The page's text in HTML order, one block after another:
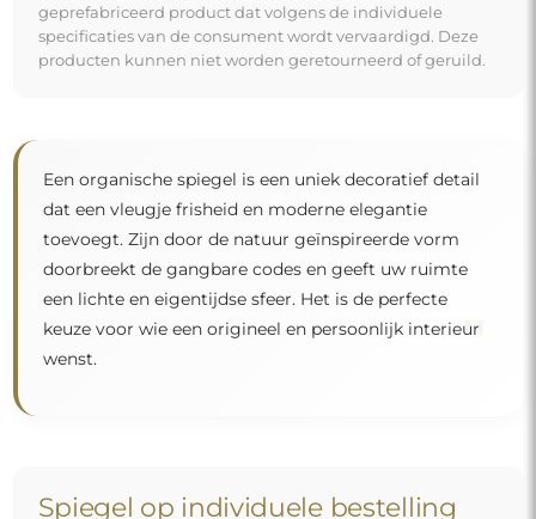
geprefabriceerd product dat volgens de individuele
specificaties van de consument wordt vervaardigd. Deze
producten kunnen niet worden geretourneerd of geruild.
Een organische spiegel is een uniek decoratief detail
dat een vleugje frisheid en moderne elegantie
toevoegt. Zijn door de natuur geïnspireerde vorm
doorbreekt de gangbare codes en geeft uw ruimte
een lichte en eigentijdse sfeer. Het is de perfecte
keuze voor wie een origineel en persoonlijk interieur
wenst.
"
Spiegel op individuele bestelling